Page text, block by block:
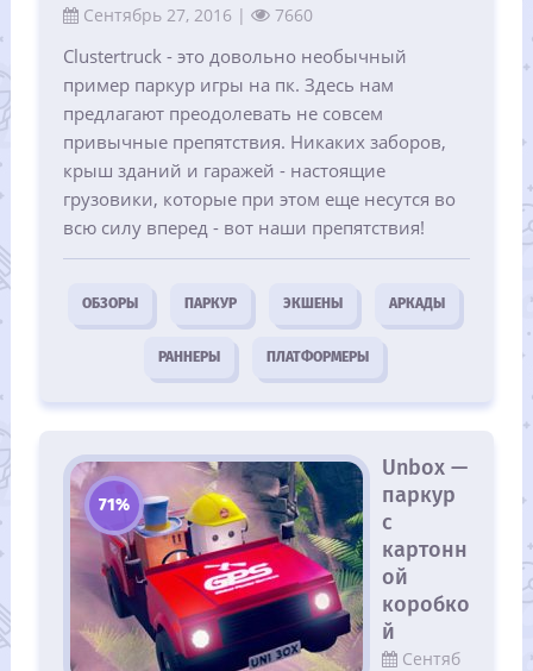
Сентябрь 27, 2016 | 7660
Clustertruck - это довольно необычный
пример паркур игры на пк. Здесь нам
предлагают преодолевать не совсем
привычные препятствия. Никаких заборов,
крыш зданий и гаражей - настоящие
грузовики, которые при этом еще несутся во
всю силу вперед - вот наши препятствия!
ОБЗОРЫ ПАРКУР ЭКШЕНЫ АРКАДЫ
РАННЕРЫ ПЛАТФОРМЕРЫ
71%
Unbox —
паркур
с
картонн
ой
коробко
й
Сентяб